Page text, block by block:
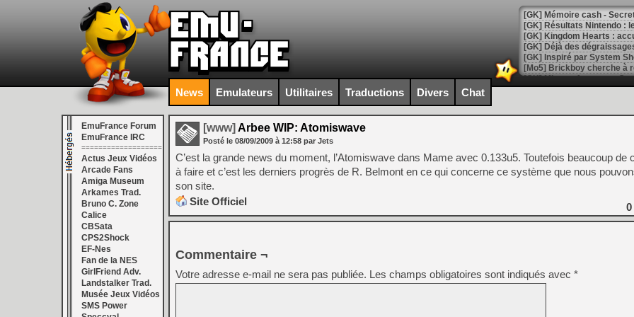
[GK] Mémoire cash -
[GK] Résultats Nintendo :
[GK] Déjà des
[Mo5] Brickboy cherche à
[GK] Minecraft et ses «
[GK] Beast of
[GK] Ubisoft : fin de partie
[GK] Mémoire cash -
[GK] Dan Houser (GTA)
[GK] Comment EA Sports
[GK] Crimson Moon : un
[GK] Isle of Reveries : le
[GK] Moonlighter 2 : The
[GK] Capcom relance
[Mo5] Deux inédits du
[GK] Le beat'em up The
[GK] Endless Legend 2 :
[LS] [PS5] Le WebKit
News Emulateurs Utilitaires Traductions Divers Chat
EmuFrance Forum
EmuFrance IRC
===================
Actus Jeux Vidéos
Arcade Fans
Amiga Museum
Arkames Trad.
Bruno C. Zone
Calice
CBSata
CPS2Shock
EF-Nes
Fan de la NES
GirlFriend Adv.
Landstalker Trad.
Musée Jeux Vidéos
SMS Power
[www] Arbee WIP: Atomiswave
Posté le 08/09/2009 à 12:58 par Jets
C’est la grande news du moment, l’Atomiswave dans Mame avec 0.133u5. Toutefois beaucoup de
à faire et c’est les derniers progrès de R. Belmont en ce qui concerne ce système que nous
son site.
Site Officiel
0
Commentaire ¬
Votre adresse e-mail ne sera pas publiée. Les champs obligatoires sont indiqués avec *